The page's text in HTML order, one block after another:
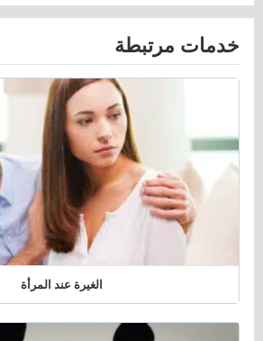
المعرفـة
فيسبوك"
المعرفـة
على
تويتر" انستجرام"
المعرفـة"
خدمات مرتبطة
الغيرة عند المرأة